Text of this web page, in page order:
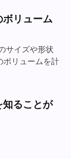
リューム
サイズや形状
ボリュームを計
ることが